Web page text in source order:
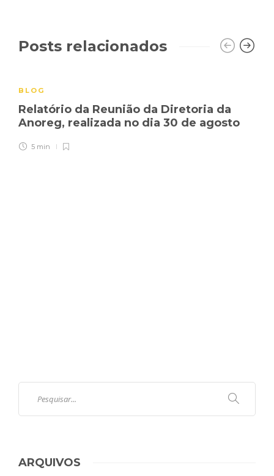
Posts relacionados
BLOG
Relatório da Reunião da Diretoria da
Anoreg, realizada no dia 30 de agosto
5 min
ARQUIVOS